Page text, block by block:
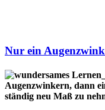
Nur ein
Augenzwinkern, dann
ständig neu Maß zu